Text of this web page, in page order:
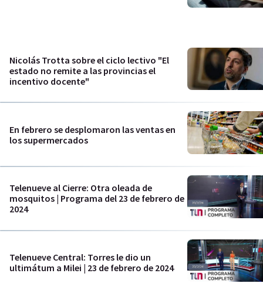
Nicolás Trotta sobre el ciclo lectivo "El
estado no remite a las provincias el
incentivo docente"
En febrero se desplomaron las ventas en
los supermercados
Telenueve al Cierre: Otra oleada de
mosquitos | Programa del 23 de febrero de
2024
Telenueve Central: Torres le dio un
ultimátum a Milei | 23 de febrero de 2024